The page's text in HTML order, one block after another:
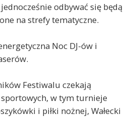
odbywać się będą
na strefy tematyczne.
Noc DJ-ów i
Festiwalu czekają
w tym turnieje
i piłki nożnej, Wałecki